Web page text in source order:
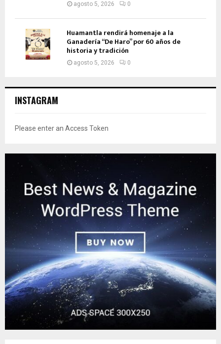
agosto 5, 2026 0
Huamantla rendirá homenaje a la
Ganadería “De Haro” por 60 años de
historia y tradición
agosto 5, 2026 0
INSTAGRAM
Please enter an Access Token